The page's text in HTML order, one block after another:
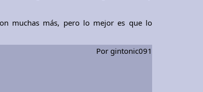
muchas más, pero lo mejor es que lo
Por gintonic091